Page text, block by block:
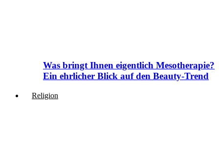
Was bringt Ihnen eigentlich Mesotherapie?
Ein ehrlicher Blick auf den Beauty-Trend
Religion